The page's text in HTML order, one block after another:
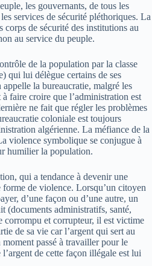
les gouvernants, de tous les
services de sécurité pléthoriques. La
corps de sécurité des institutions au
au service du peuple.
de la population par la classe
qui lui délègue certains de ses
la bureaucratie, malgré les
faire croire que l’administration est
ne fait que régler les problèmes
coloniale est toujours
algérienne. La méfiance de la
violence symbolique se conjugue à
humilier la population.
qui a tendance à devenir une
forme de violence. Lorsqu’un citoyen
d’une façon ou d’une autre, un
(documents administratifs, santé,
corrompu et corrupteur, il est victime
de sa vie car l’argent qui sert au
passé à travailler pour le
de cette façon illégale est lui